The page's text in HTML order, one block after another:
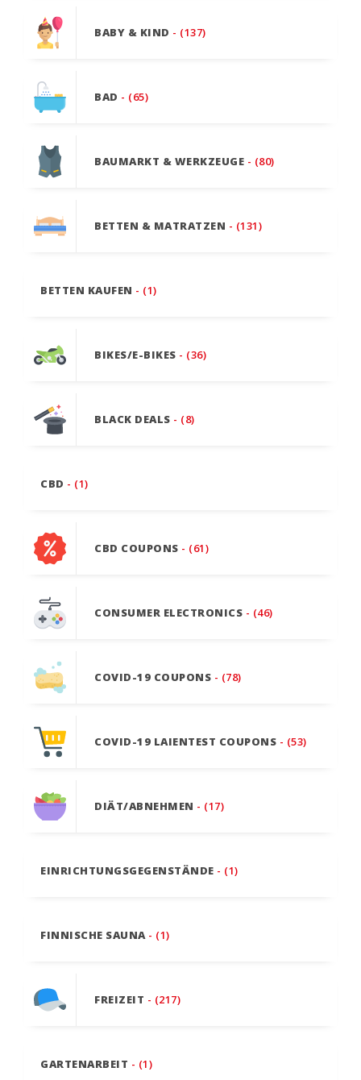
BABY & KIND - (137)
BAD - (65)
BAUMARKT & WERKZEUGE - (80)
BETTEN & MATRATZEN - (131)
BETTEN KAUFEN - (1)
BIKES/E-BIKES - (36)
BLACK DEALS - (8)
CBD - (1)
CBD COUPONS - (61)
CONSUMER ELECTRONICS - (46)
COVID-19 COUPONS - (78)
COVID-19 LAIENTEST COUPONS - (53)
DIÄT/ABNEHMEN - (17)
EINRICHTUNGSGEGENSTÄNDE - (1)
FINNISCHE SAUNA - (1)
FREIZEIT - (217)
GARTENARBEIT - (1)